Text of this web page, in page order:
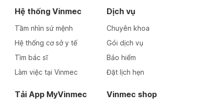
Hệ thống Vinmec
Tầm nhìn sứ mệnh
Hệ thống cơ sở y tế
Tìm bác sĩ
Làm việc tại Vinmec
Dịch vụ
Chuyên khoa
Gói dịch vụ
Bảo hiểm
Đặt lịch hẹn
Tải App MyVinmec Vinmec shop